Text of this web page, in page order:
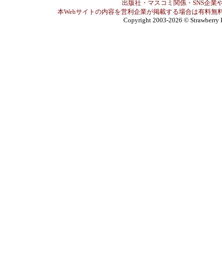
出版社・マスコミ関係・SNS企業
本Webサイトの内容を営利企業が掲載する場合は有料無
Copyright 2003-2026 © Strawberry